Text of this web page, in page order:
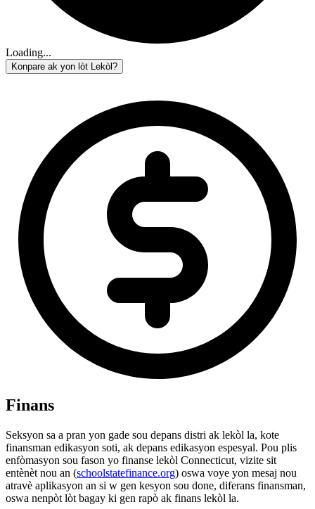
Loading...
Konpare ak yon lòt Lekòl?
Finans
Seksyon sa a pran yon gade sou depans distri ak lekòl la, kote
finansman edikasyon soti, ak depans edikasyon espesyal. Pou plis
enfòmasyon sou fason yo finanse lekòl Connecticut, vizite sit
entènèt nou an (schoolstatefinance.org) oswa voye yon mesaj nou
atravè aplikasyon an si w gen kesyon sou done, diferans finansman,
oswa nenpòt lòt bagay ki gen rapò ak finans lekòl la.